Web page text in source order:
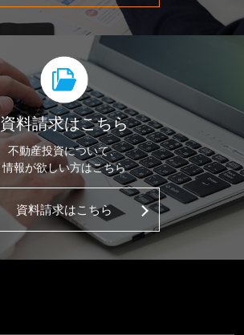
資料請求はこちら
不動産投資について、
情報が欲しい方はこちら
資料請求はこちら